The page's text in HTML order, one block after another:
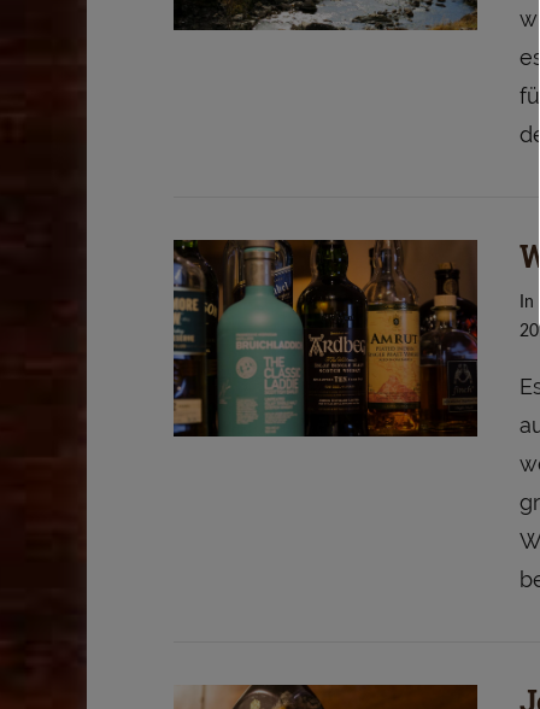
VIEW POST
In